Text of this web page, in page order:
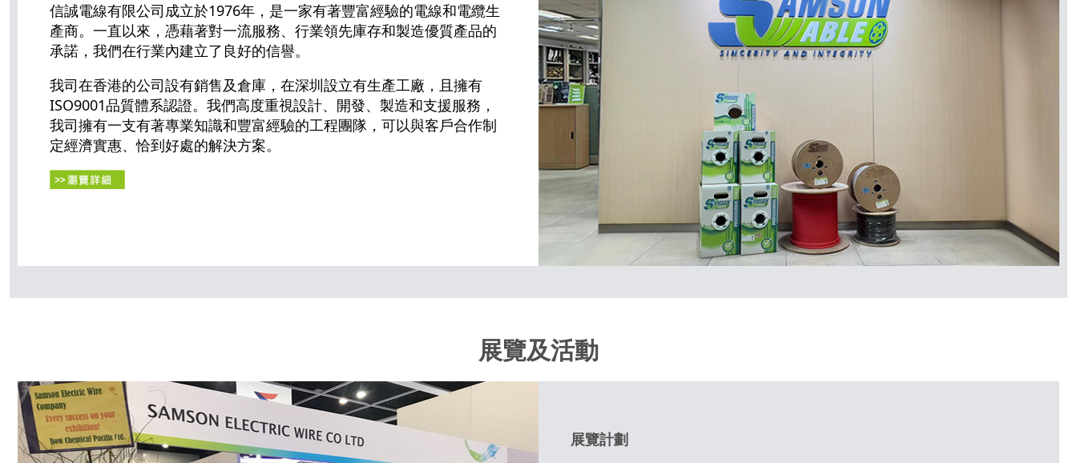
信誠電線有限公司成立於1976年，是一家有著豐富經驗的電線和電纜生
產商。一直以來，憑藉著對一流服務、行業領先庫存和製造優質產品的
承諾，我們在行業內建立了良好的信譽。
我司在香港的公司設有銷售及倉庫，在深圳設立有生產工廠，且擁有
ISO9001品質體系認證。我們高度重視設計、開發、製造和支援服務，
我司擁有一支有著專業知識和豐富經驗的工程團隊，可以與客戶合作制
定經濟實惠、恰到好處的解決方案。
展覽及活動
展覽計劃